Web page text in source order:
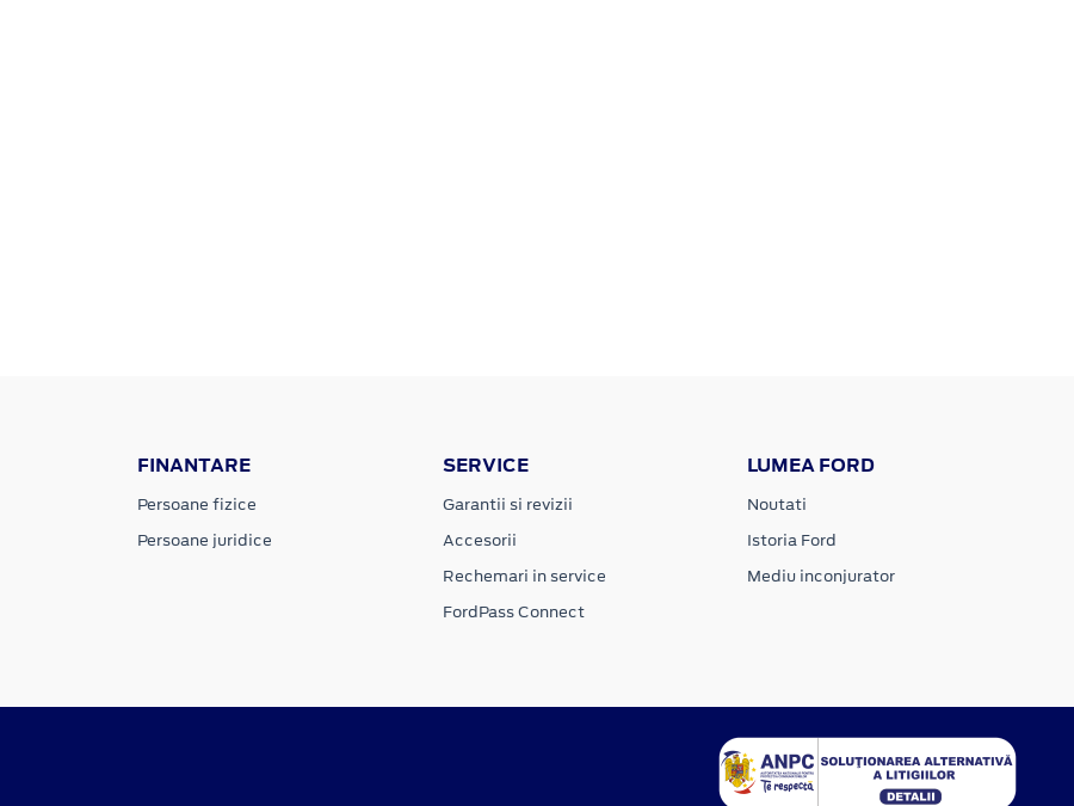
FINANTARE
Persoane fizice
Persoane juridice
SERVICE
Garantii si revizii
Accesorii
Rechemari in service
FordPass Connect
LUMEA FORD
Noutati
Istoria Ford
Mediu inconjurator